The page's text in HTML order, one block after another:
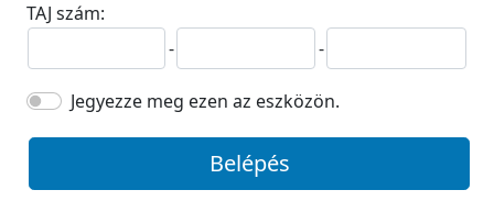
TAJ szám:
-
-
Jegyezze meg ezen az eszközön.
Belépés